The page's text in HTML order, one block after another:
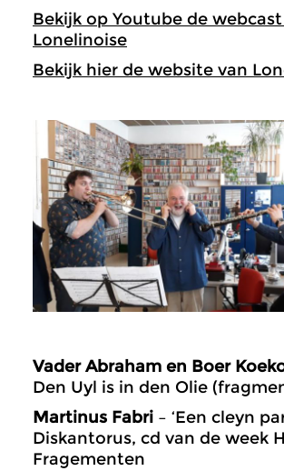
Bekijk op Youtube de
Lonelinoise
Bekijk hier de website van
Vader Abraham en Boer
Den Uyl is in den Olie
Martinus Fabri – ‘Een cleyn
Diskantorus, cd van de week
Fragementen